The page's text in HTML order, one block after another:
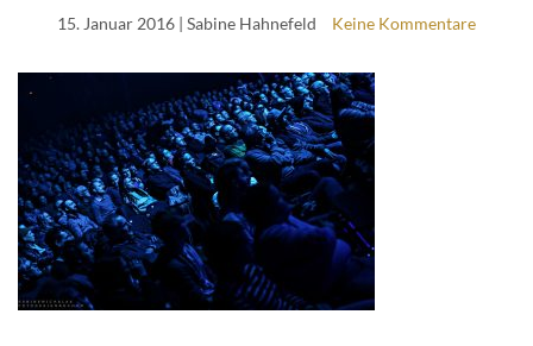
15. Januar 2016 | Sabine Hahnefeld Keine Kommentare